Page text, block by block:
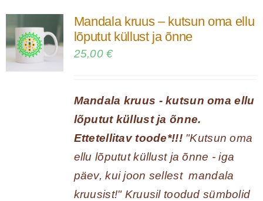
varianti.
tootelehel.
Mandala kruus – kutsun oma ellu
lõputut küllust ja õnne
25,00€
Mandala kruus - kutsun oma ellu
lõputut küllust ja õnne.
Ettetellitav toode*!!!"Kutsun oma
ellu lõputut küllust ja õnne - iga
päev, kui joon sellest mandala
kruusist!" Kruusil toodud sümbolid